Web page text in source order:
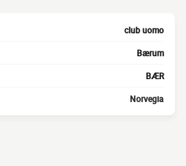
club uomo
Bærum
BÆR
Norvegia